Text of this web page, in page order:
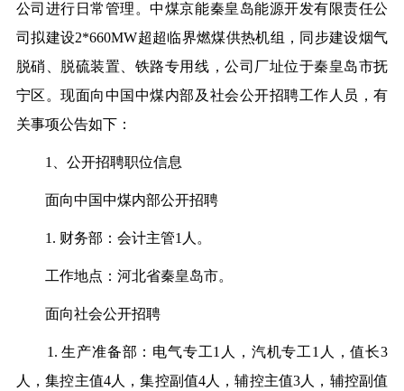
公司进行日常管理。中煤京能秦皇岛能源开发有限责任公
司拟建设2*660MW超超临界燃煤供热机组，同步建设烟气
脱硝、脱硫装置、铁路专用线，公司厂址位于秦皇岛市抚
宁区。现面向中国中煤内部及社会公开招聘工作人员，有
关事项公告如下：
1、公开招聘职位信息
面向中国中煤内部公开招聘
1. 财务部：会计主管1人。
工作地点：河北省秦皇岛市。
面向社会公开招聘
1. 生产准备部：电气专工1人，汽机专工1人，值长3
人，集控主值4人，集控副值4人，辅控主值3人，辅控副值